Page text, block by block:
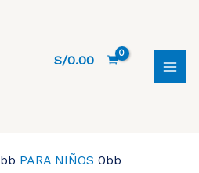
S/0.00
PARA NIÑOS